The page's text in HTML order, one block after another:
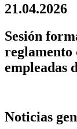
21.04.2026
Sesión
reglamento
empleadas
Noticias